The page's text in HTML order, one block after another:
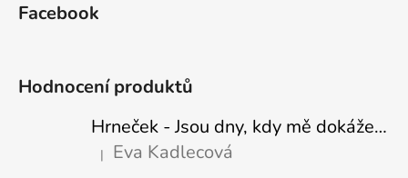
Facebook
Hodnocení produktů
Hrneček - Jsou dny, kdy mě dokáže nasrat i vzduch - Sova
Hodnocení produktu je 5 z 5 hvězdiček.
| Eva Kadlecová